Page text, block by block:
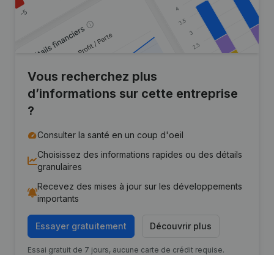
Vous recherchez plus
d’informations sur cette entreprise
?
Consulter la santé en un coup d'oeil
Choisissez des informations rapides ou des détails
granulaires
Recevez des mises à jour sur les développements
importants
Essayer gratuitement Découvrir plus
Essai gratuit de 7 jours, aucune carte de crédit requise.